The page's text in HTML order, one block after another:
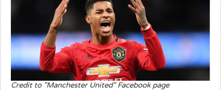
Credit to "Manchester United" Facebook page